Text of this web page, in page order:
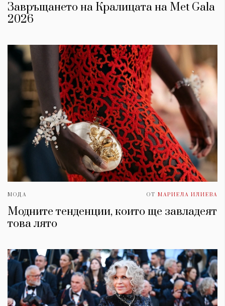
Завръщането на Кралицата на Met Gala
2026
МОДА ОТ МАРИЕЛА ИЛИЕВА
Модните тенденции, които ще завладеят
това лято